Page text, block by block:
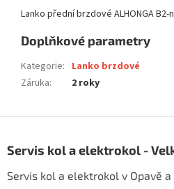
Lanko přední brzdové ALHONGA B2-
Doplňkové parametry
Kategorie: Lanko brzdové
Záruka: 2 roky
pServis kol a elektrokol -
Servis kol a elektrokol v Opavě